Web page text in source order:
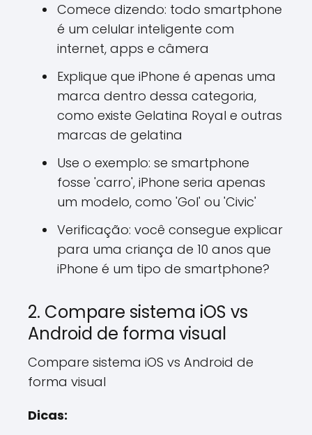
Comece dizendo: todo smartphone
é um celular inteligente com
internet, apps e câmera
Explique que iPhone é apenas uma
marca dentro dessa categoria,
como existe Gelatina Royal e outras
marcas de gelatina
Use o exemplo: se smartphone
fosse 'carro', iPhone seria apenas
um modelo, como 'Gol' ou 'Civic'
Verificação: você consegue explicar
para uma criança de 10 anos que
iPhone é um tipo de smartphone?
2. Compare sistema iOS vs
Android de forma visual
Compare sistema iOS vs Android de
forma visual
Dicas: